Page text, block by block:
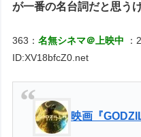
が一番の名台詞だと思う
363：名無シネマ＠上映中
ID:XV18bfcZ0.net
映画『